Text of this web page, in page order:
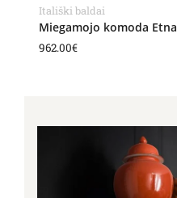
Itališki baldai
Miegamojo komoda Etna
962.00€
963.00€
through
1,240.00€